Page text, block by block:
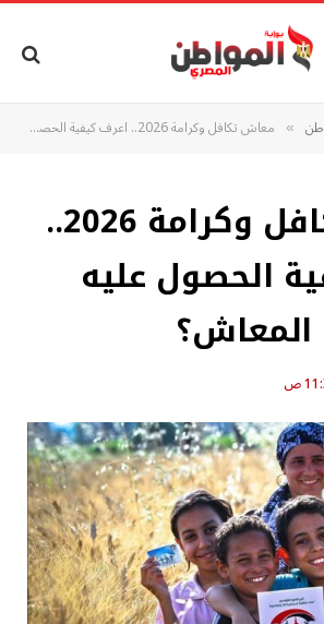
» معاش تكافل وكرامة 2026.. اعرف كيفية الحصول عليه وكم مبلغ المعاش؟
معاش تكافل وكرامة 2026..
الحصول عليه
المعاش؟